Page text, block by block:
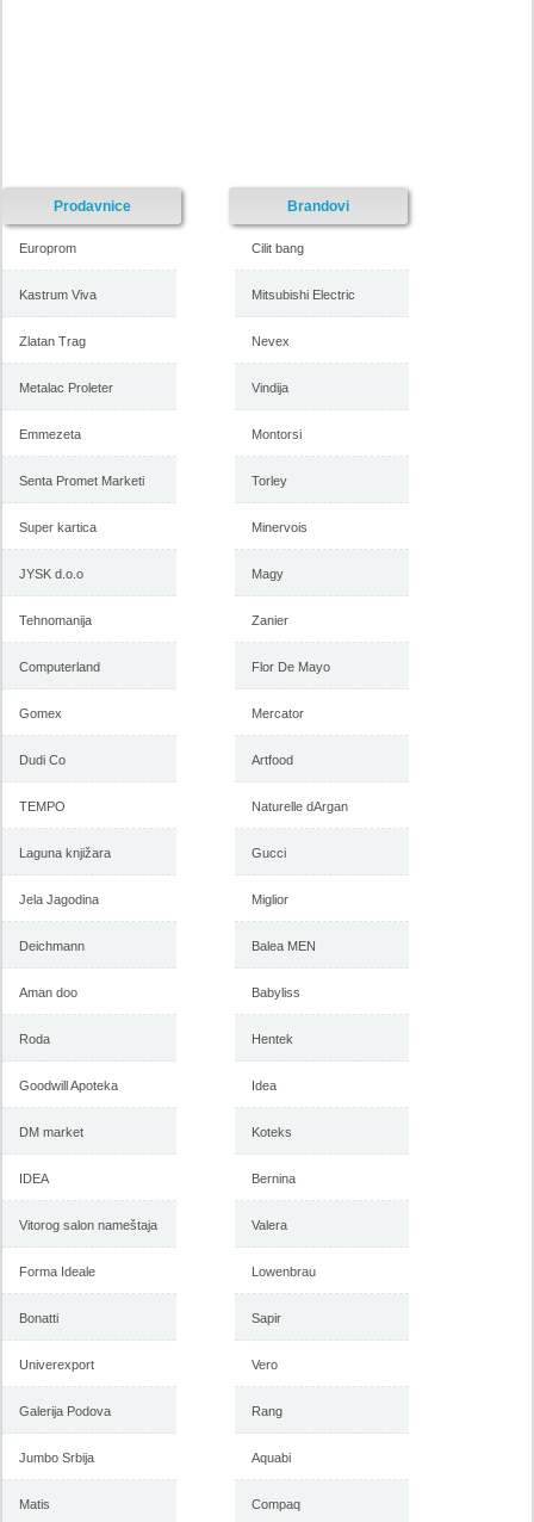
Prodavnice
Europrom
Kastrum Viva
Zlatan Trag
Metalac Proleter
Emmezeta
Senta Promet Marketi
Super kartica
JYSK d.o.o
Tehnomanija
Computerland
Gomex
Dudi Co
TEMPO
Laguna knjižara
Jela Jagodina
Deichmann
Aman doo
Roda
Goodwill Apoteka
DM market
IDEA
Vitorog salon nameštaja
Forma Ideale
Bonatti
Univerexport
Galerija Podova
Jumbo Srbija
Matis
Brandovi
Cilit bang
Mitsubishi Electric
Nevex
Vindija
Montorsi
Torley
Minervois
Magy
Zanier
Flor De Mayo
Mercator
Artfood
Naturelle dArgan
Gucci
Miglior
Balea MEN
Babyliss
Hentek
Idea
Koteks
Bernina
Valera
Lowenbrau
Sapir
Vero
Rang
Aquabi
Compaq